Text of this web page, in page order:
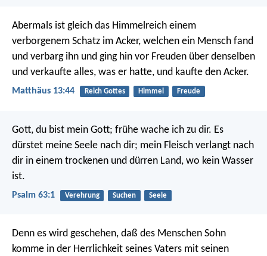
Abermals ist gleich das Himmelreich einem
verborgenem Schatz im Acker, welchen ein Mensch fand
und verbarg ihn und ging hin vor Freuden über denselben
und verkaufte alles, was er hatte, und kaufte den Acker.
Matthäus 13:44 Reich Gottes Himmel Freude
Gott, du bist mein Gott; frühe wache ich zu dir. Es
dürstet meine Seele nach dir; mein Fleisch verlangt nach
dir in einem trockenen und dürren Land, wo kein Wasser
ist.
Psalm 63:1 Verehrung Suchen Seele
Denn es wird geschehen, daß des Menschen Sohn
komme in der Herrlichkeit seines Vaters mit seinen